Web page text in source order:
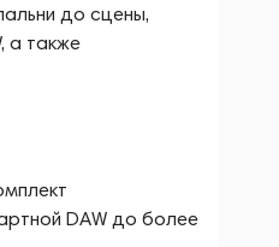
до сцены,
а также
DAW до более